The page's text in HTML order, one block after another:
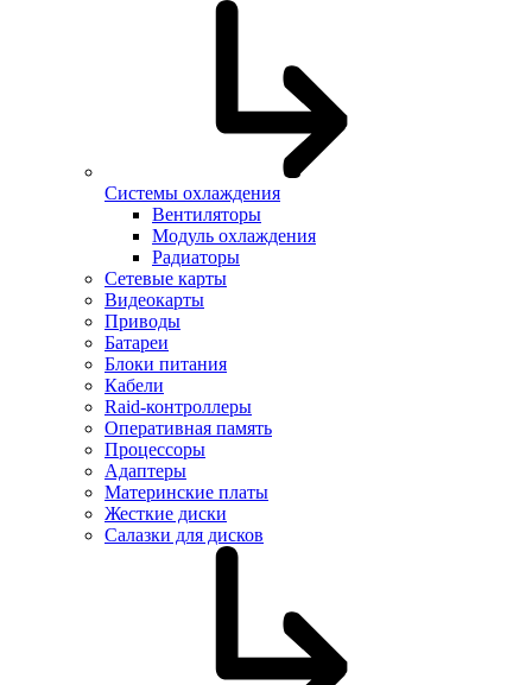
Системы охлаждения
Вентиляторы
Модуль охлаждения
Радиаторы
Сетевые карты
Видеокарты
Приводы
Батареи
Блоки питания
Кабели
Raid-контроллеры
Оперативная память
Процессоры
Адаптеры
Материнские платы
Жесткие диски
Салазки для дисков